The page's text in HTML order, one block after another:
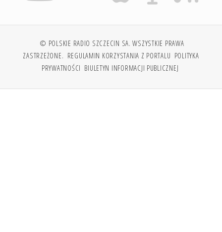
© POLSKIE RADIO SZCZECIN SA. WSZYSTKIE PRAWA
ZASTRZEŻONE. REGULAMIN KORZYSTANIA Z PORTALU POLITYKA
PRYWATNOŚCI BIULETYN INFORMACJI PUBLICZNEJ